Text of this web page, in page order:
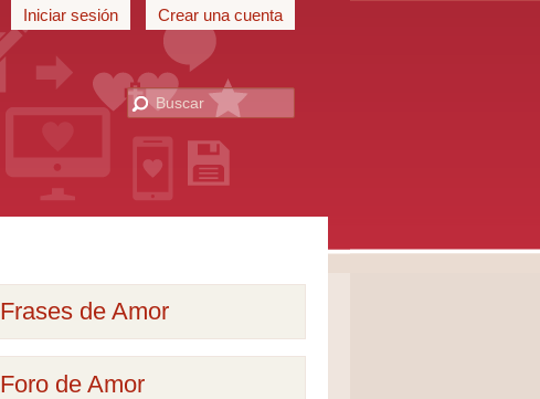
Iniciar sesión Crear una cuenta
Frases de Amor
Foro de Amor